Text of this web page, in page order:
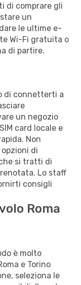
di comprare gli
un
le ultime e-
Wi-Fi gratuita o
di partire.
di connetterti a
un negozio
card locale e
Non
di
si tratti di
Lo staff
consigli
Roma
è molto
e Torino
seleziona le